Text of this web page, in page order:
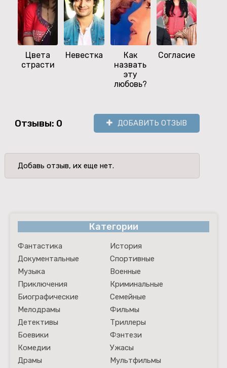
Цвета
страсти
Невестка
Как
назвать
эту
любовь?
Согласие
Отзывы: 0 ДОБАВИТЬ ОТЗЫВ
Добавь отзыв, их еще нет.
Категории
Фантастика
История
Документальные
Спортивные
Музыка
Военные
Приключения
Криминальные
Биографические
Семейные
Мелодрамы
Фильмы
Детективы
Триллеры
Боевики
Фэнтези
Комедии
Ужасы
Драмы
Мультфильмы